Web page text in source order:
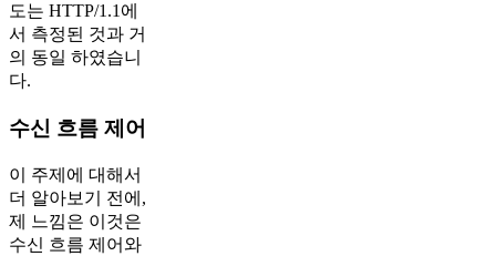
도는 HTTP/1.1에
서 측정된 것과 거
의 동일 하였습니
다.
수신 흐름 제어
이 주제에 대해서
더 알아보기 전에,
제 느낌은 이것은
수신 흐름 제어와